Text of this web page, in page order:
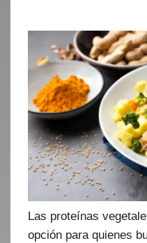
Las proteínas
opción para quienes